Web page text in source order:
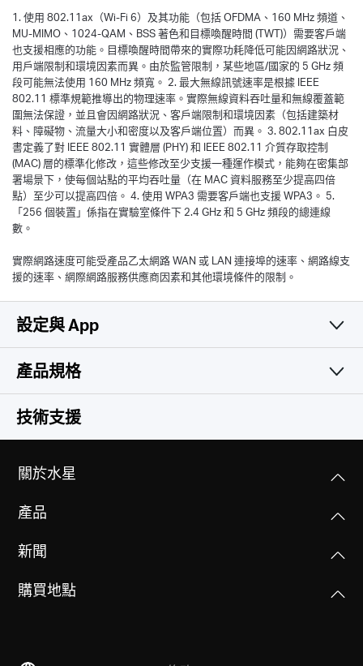
1. 使用 802.11ax（Wi-Fi 6）及其功能（包括 OFDMA、160 MHz 頻道、
MU-MIMO、1024-QAM、BSS 著色和目標喚醒時間 (TWT)）需要客戶端
也支援相應的功能。目標喚醒時間帶來的實際功耗降低可能因網路狀況、
用戶端限制和環境因素而異。由於監管限制，某些地區/國家的 5 GHz 頻
段可能無法使用 160 MHz 頻寬。 2. 最大無線訊號速率是根據 IEEE
802.11 標準規範推導出的物理速率。實際無線資料吞吐量和無線覆蓋範
圍無法保證，並且會因網路狀況、客戶端限制和環境因素（包括建築材
料、障礙物、流量大小和密度以及客戶端位置）而異。 3. 802.11ax 白皮
書定義了對 IEEE 802.11 實體層 (PHY) 和 IEEE 802.11 介質存取控制
(MAC) 層的標準化修改，這些修改至少支援一種運作模式，能夠在密集部
署場景下，使每個站點的平均吞吐量（在 MAC 資料服務至少提高四倍
點）至少可以提高四倍。 4. 使用 WPA3 需要客戶端也支援 WPA3。 5.
「256 個裝置」係指在實驗室條件下 2.4 GHz 和 5 GHz 頻段的總連線
數。
實際網路速度可能受產品乙太網路 WAN 或 LAN 連接埠的速率、網路線支
援的速率、網際網路服務供應商因素和其他環境條件的限制。
設定與 App
簡易且實用
產品規格
無線網路
AX3000
Wi-Fi (2.4 GHz)
574Mbps
Wi-Fi (5 GHz)
Wireless Standards
Router/AP mode
WAN Mode
Dynamic IP
Static IP
L2TP
208.8 × 171.6 × 41.7 mm
2× 2.4G External Antennas(5dBi)
Web Server
技術支援
關於水星
產品
新聞
購買地點